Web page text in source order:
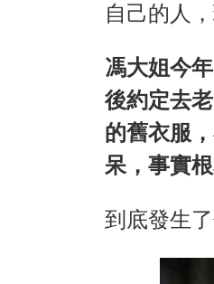
自己的人
馮大姐今
後約定去
的舊衣服
呆，事實
到底發生